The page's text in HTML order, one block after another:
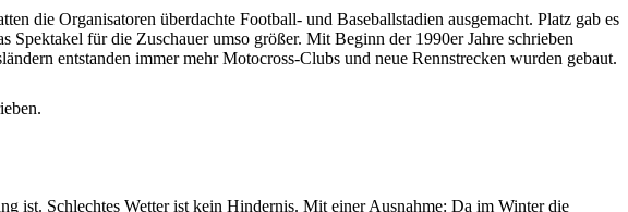
die Organisatoren überdachte Football- und Baseballstadien ausgemacht. Platz gab es
für die Zuschauer umso größer. Mit Beginn der 1990er Jahre schrieben
entstanden immer mehr Motocross-Clubs und neue Rennstrecken wurden gebaut.
ist. Schlechtes Wetter ist kein Hindernis. Mit einer Ausnahme: Da im Winter die